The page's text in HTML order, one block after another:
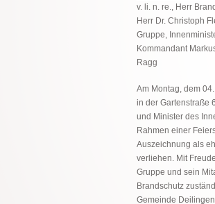
v. li. n. re., Herr
Herr Dr. Christoph
Gruppe,
Kommandant
Ragg
Am Montag, dem
in der Gartenstraße
und Minister des
Rahmen einer
Auszeichnung als
verliehen. Mit
Gruppe und sein
Brandschutz
Gemeinde